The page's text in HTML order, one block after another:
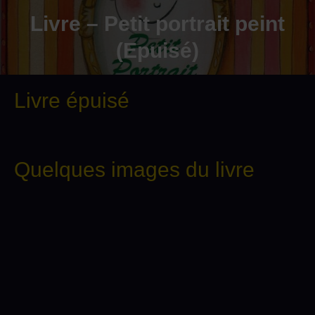
Livre – Petit portrait peint
(Epuisé)
Livre épuisé
Quelques images du livre